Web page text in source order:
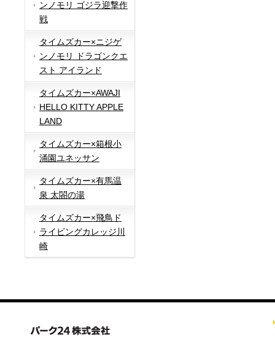
ンノモリ ゴジラ迎撃作
戦
タイムズカー×ニジゲ
ンノモリ ドラゴンクエ
スト アイランド
タイムズカー×AWAJI
HELLO KITTY APPLE
LAND
タイムズカー×箱根小
涌園ユネッサン
タイムズカー×有馬温
泉 太閤の湯
タイムズカー×飛鳥ド
ライビングカレッジ川
崎